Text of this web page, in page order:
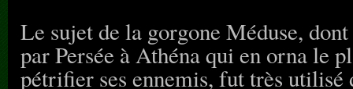
Le sujet de la gorgone Méduse,
par Persée à Athéna qui en orna le
pétrifier ses ennemis, fut très